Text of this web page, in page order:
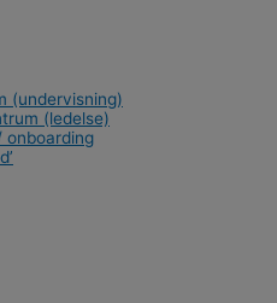
(undervisning)
(ledelse)
onboarding